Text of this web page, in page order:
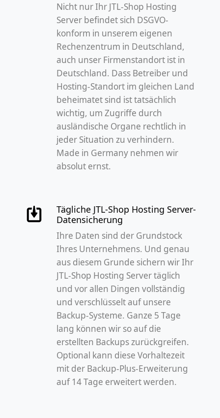
Nicht nur Ihr JTL-Shop Hosting
Server befindet sich DSGVO-
konform in unserem eigenen
Rechenzentrum in Deutschland,
auch unser Firmenstandort ist in
Deutschland. Dass Betreiber und
Hosting-Standort im gleichen Land
beheimatet sind ist tatsächlich
wichtig, um Zugriffe durch
ausländische Organe rechtlich in
jeder Situation zu verhindern.
Made in Germany nehmen wir
absolut ernst.
Tägliche JTL-Shop Hosting Server-
Datensicherung
Ihre Daten sind der Grundstock
Ihres Unternehmens. Und genau
aus diesem Grunde sichern wir Ihr
JTL-Shop Hosting Server täglich
und vor allen Dingen vollständig
und verschlüsselt auf unsere
Backup-Systeme. Ganze 5 Tage
lang können wir so auf die
erstellten Backups zurückgreifen.
Optional kann diese Vorhaltezeit
mit der Backup-Plus-Erweiterung
auf 14 Tage erweitert werden.